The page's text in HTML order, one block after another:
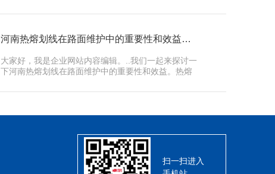
河南热熔划线在路面维护中的重要性和效益分析
大家好，我是企业网站内容编辑。..我们一起来探讨一
下河南热熔划线在路面维护中的重要性和效益。热熔
扫一扫进入